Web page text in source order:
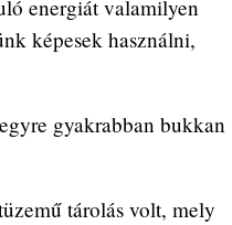
energiát valamilyen
képesek használni,
gyakrabban bukkan
tárolás volt, mely